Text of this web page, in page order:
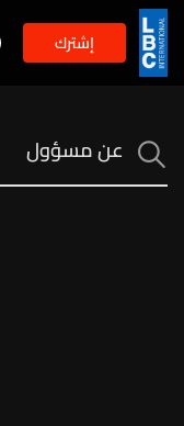
إشترك